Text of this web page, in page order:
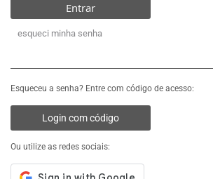
Entrar
esqueci minha senha
Esqueceu a senha? Entre com código de acesso:
Login com código
Ou utilize as redes sociais: